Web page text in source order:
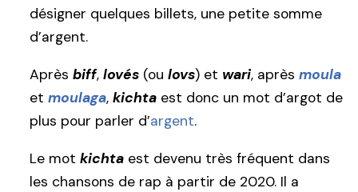
désigner quelques billets, une petite somme
d’argent.
Après biff, lovés (ou lovs) et wari, après moula
et moulaga, kichta est donc un mot d’argot de
plus pour parler d’argent.
Le mot kichta est devenu très fréquent dans
les chansons de rap à partir de 2020. Il a